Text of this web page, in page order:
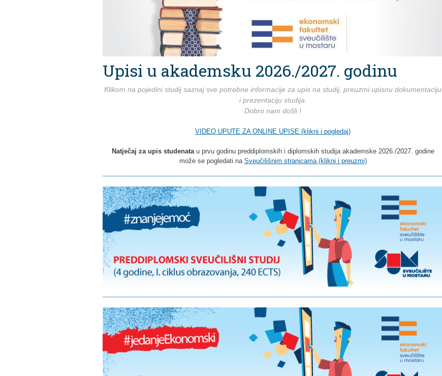
Upisi u akademsku 2026./2027. godinu
Klikom na pojedini studij saznaj sve potrebne informacije za upis na studij, preuzmi upisnu dokumentaciju
i prezentaciju studija.
Dobro nam došli !
VIDEO UPUTE ZA ONLINE UPISE (klikni i pogledaj)
Natječaj za upis studenatau prvu godinu preddiplomskih i diplomskih studija akademske 2026./2027. godine
može se pogledati na Sveučilišnim stranicama (klikni i preuzmi)